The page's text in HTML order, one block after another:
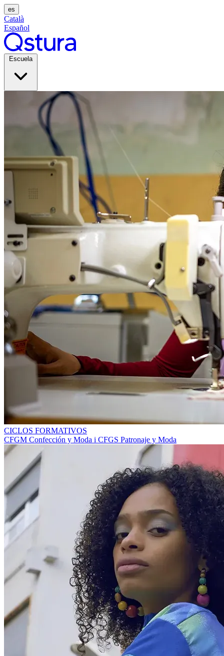
es
Català
Español
Escuela
CICLOS FORMATIVOS
CFGM Confección y Moda i CFGS Patronaje y Moda